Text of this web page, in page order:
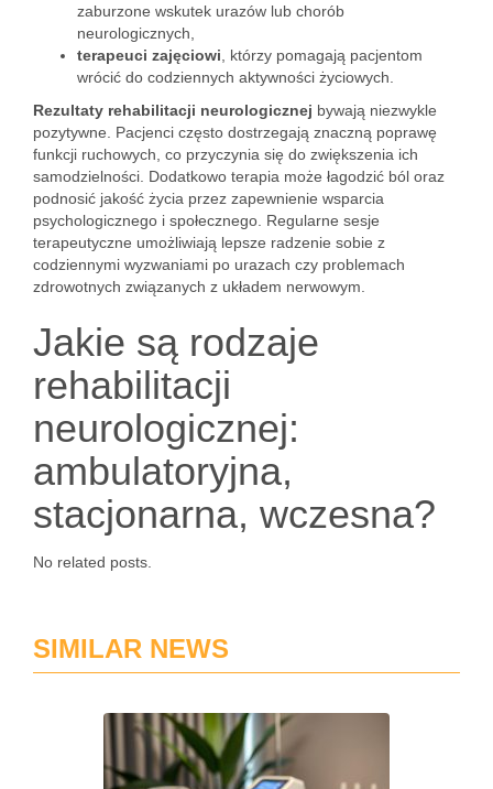
zaburzone wskutek urazów lub chorób
neurologicznych,
terapeuci zajęciowi , którzy pomagają pacjentom
wrócić do codziennych aktywności życiowych.
Rezultaty rehabilitacji neurologicznej bywają niezwykle
pozytywne. Pacjenci często dostrzegają znaczną poprawę
funkcji ruchowych, co przyczynia się do zwiększenia ich
samodzielności. Dodatkowo terapia może łagodzić ból oraz
podnosić jakość życia przez zapewnienie wsparcia
psychologicznego i społecznego. Regularne sesje
terapeutyczne umożliwiają lepsze radzenie sobie z
codziennymi wyzwaniami po urazach czy problemach
zdrowotnych związanych z układem nerwowym.
Jakie są rodzaje
rehabilitacji
neurologicznej:
ambulatoryjna,
stacjonarna, wczesna?
No related posts.
SIMILAR NEWS